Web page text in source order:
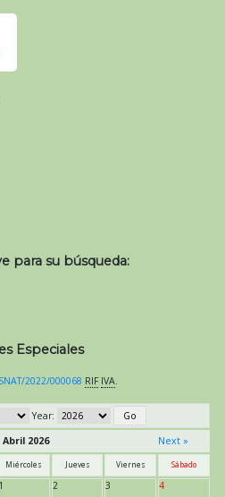
para su búsqueda:
Especiales
2022/000068 RIF IVA
Year:
Abril 2026 Next »
Miércoles Jueves Viernes Sábado
1 2 3 4